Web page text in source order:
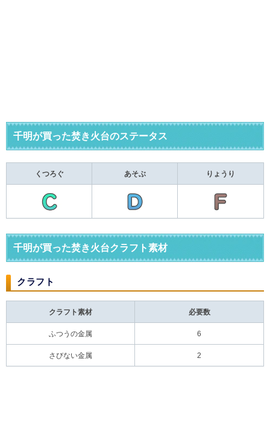
千明が買った焚き火台のステータス
くつろぐ あそぶ りょうり
千明が買った焚き火台クラフト素材
クラフト
クラフト素材 必要数
ふつうの金属 6
さびない金属 2